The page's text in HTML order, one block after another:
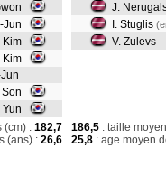
Jun
Kim
Kim
Jun
Son
Yun
J.
I. Stuglis
V. Zulevs
(cm) : 182,7
(ans) : 26,6
186,5 : taille
25,8 : age moyen